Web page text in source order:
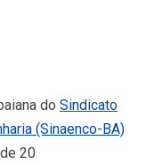
do Sindicato
(Sinaenco-BA)
20